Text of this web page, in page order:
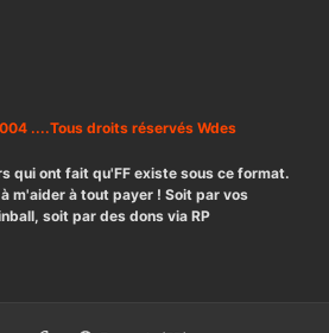
....Tous droits réservés Wdes
qui ont fait qu'FF existe sous ce format.
m'aider à tout payer ! Soit par vos
soit par des dons via RP